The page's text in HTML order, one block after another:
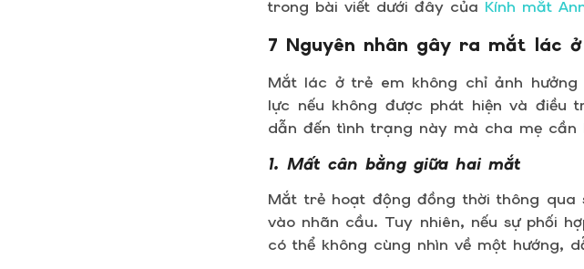
trong bài viết dưới đây của Kính mắt
7 Nguyên nhân gây ra mắt lác
Mắt lác ở trẻ em không chỉ ảnh
lực nếu không được phát hiện và điều
dẫn đến tình trạng này mà cha mẹ cần
1. Mất cân bằng giữa hai mắt
Mắt trẻ hoạt động đồng thời thông
vào nhãn cầu. Tuy nhiên, nếu sự phối
có thể không cùng nhìn về một hướng,